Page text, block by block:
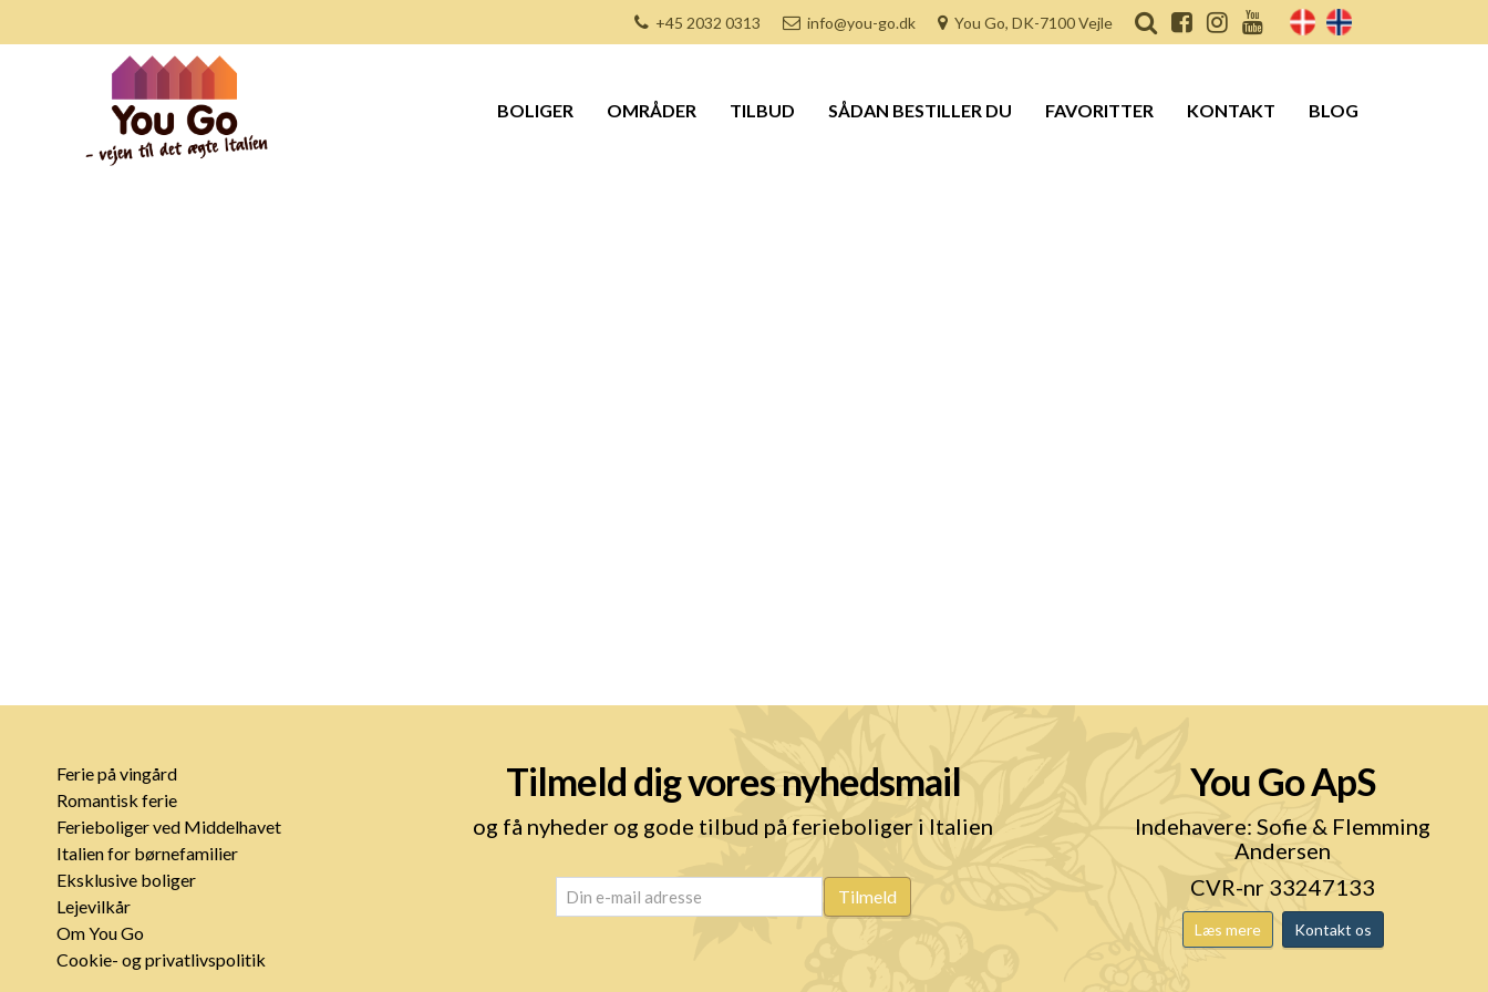
+45 2032 0313 info@you-go.dk You Go, DK-7100 Vejle
BOLIGER OMRÅDER TILBUD SÅDAN BESTILLER DU FAVORITTER KONTAKT BLOG
Ferie på vingård
Romantisk ferie
Ferieboliger ved Middelhavet
Italien for børnefamilier
Eksklusive boliger
Lejevilkår
Om You Go
Cookie- og privatlivspolitik
Tilmeld dig vores nyhedsmail
og få nyheder og gode tilbud på ferieboliger i Italien
email (Påkrævet) Tilmeld
You Go ApS
Indehavere: Sofie & Flemming
Andersen
CVR-nr 33247133
Læs mere Kontakt os